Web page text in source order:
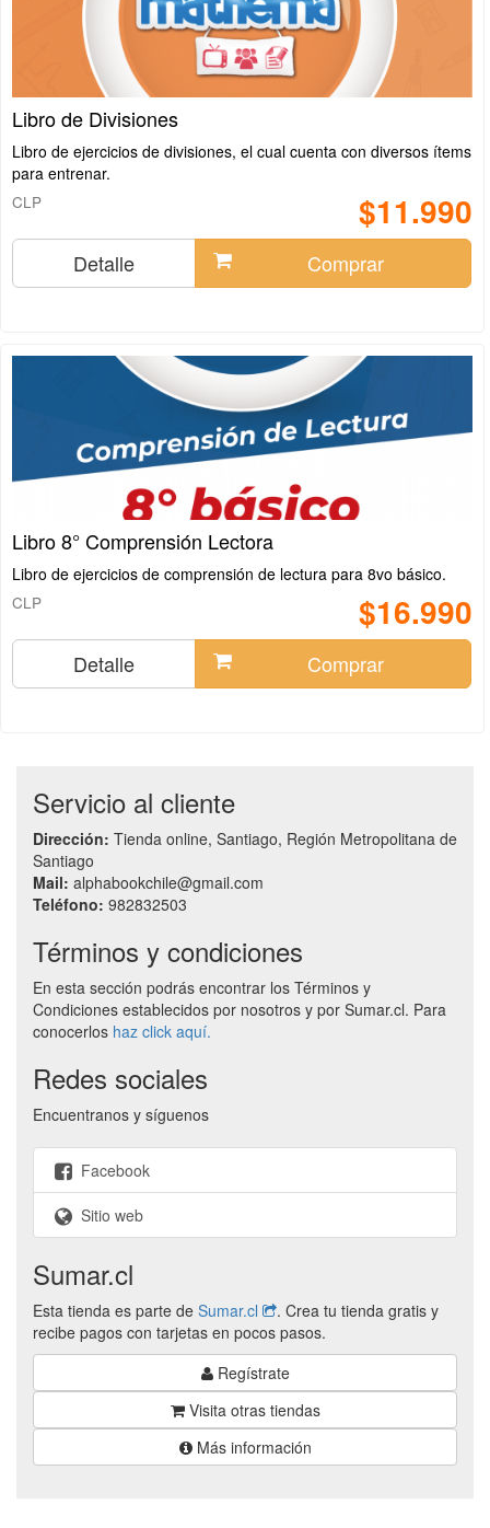
Libro de Divisiones
Libro de ejercicios de divisiones, el cual cuenta con diversos ítems
para entrenar.
$11.990
CLP
Detalle Comprar
Libro 8° Comprensión Lectora
Libro de ejercicios de comprensión de lectura para 8vo básico.
$16.990
CLP
Detalle Comprar
Servicio al cliente
Dirección: Tienda online, Santiago, Región Metropolitana de
Santiago
Mail: alphabookchile@gmail.com
Teléfono: 982832503
Términos y condiciones
En esta sección podrás encontrar los Términos y
Condiciones establecidos por nosotros y por Sumar.cl. Para
conocerlos haz click aquí.
Redes sociales
Encuentranos y síguenos
Facebook
Sitio web
Sumar.cl
Esta tienda es parte de Sumar.cl
. Crea tu tienda gratis y
recibe pagos con tarjetas en pocos pasos.
Regístrate
Visita otras tiendas
Más información